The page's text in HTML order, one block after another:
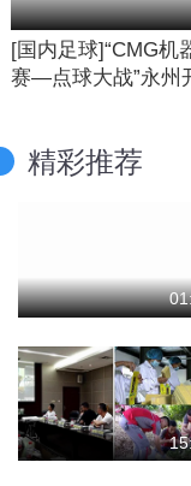
[国内足球]“CMG机
赛—点球大战”永州
精彩推荐